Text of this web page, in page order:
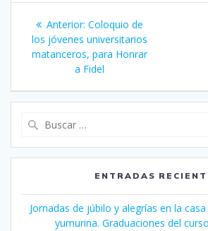
Navegación
de
entradas
Anterior: Entrada
anterior:
Coloquio de
los jóvenes universitarios
matanceros, para Honrar
a Fidel
ENTRADAS
Jornadas de júbilo y alegrías en la
yumurina. Graduaciones del